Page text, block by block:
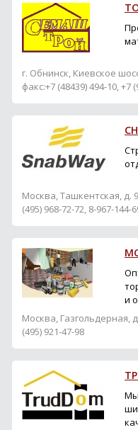
г. Обнинск, Киевское
факс:+7 (48439) 494-10, +7
Москва, Ташкентская, д. 9
(495) 968-72-72, 8-967-144-
и
Москва, Газгольдерная,
(495) 921-47-98
Мы